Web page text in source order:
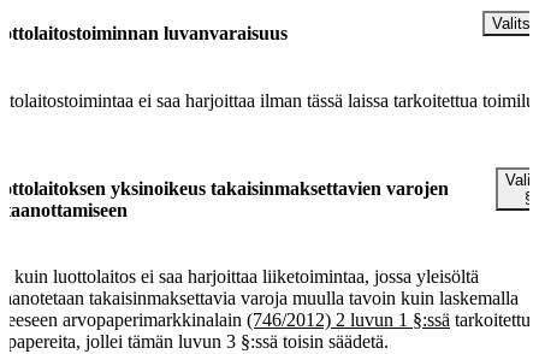
luvanvaraisuus
ei saa harjoittaa ilman tässä laissa tarkoitettua
yksinoikeus takaisinmaksettavien varojen
§
kuin luottolaitos ei saa harjoittaa liiketoimintaa, jossa yleisöltä
takaisinmaksettavia varoja muulla tavoin kuin laskemalla
arvopaperimarkkinalain (746/2012) 2 luvun 1 §:ssä
jollei tämän luvun 3 §:ssä toisin säädetä.